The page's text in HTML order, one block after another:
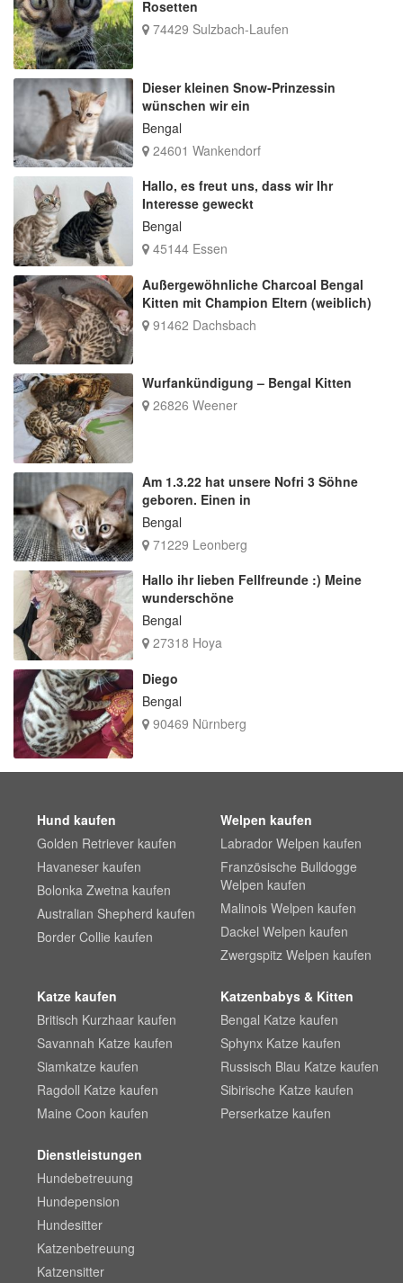
Rosetten
74429 Sulzbach-Laufen
Dieser kleinen Snow-Prinzessin
wünschen wir ein
Bengal
24601 Wankendorf
Hallo, es freut uns, dass wir Ihr
Interesse geweckt
Bengal
45144 Essen
Außergewöhnliche Charcoal Bengal
Kitten mit Champion Eltern (weiblich)
91462 Dachsbach
Wurfankündigung – Bengal Kitten
26826 Weener
Am 1.3.22 hat unsere Nofri 3 Söhne
geboren. Einen in
Bengal
71229 Leonberg
Hallo ihr lieben Fellfreunde :) Meine
wunderschöne
Bengal
27318 Hoya
Diego
Bengal
90469 Nürnberg
Hund kaufen
Golden Retriever kaufen
Havaneser kaufen
Bolonka Zwetna kaufen
Australian Shepherd kaufen
Border Collie kaufen
Welpen kaufen
Labrador Welpen kaufen
Französische Bulldogge
Welpen kaufen
Malinois Welpen kaufen
Dackel Welpen kaufen
Zwergspitz Welpen kaufen
Katze kaufen
Britisch Kurzhaar kaufen
Savannah Katze kaufen
Siamkatze kaufen
Ragdoll Katze kaufen
Maine Coon kaufen
Katzenbabys & Kitten
Bengal Katze kaufen
Sphynx Katze kaufen
Russisch Blau Katze kaufen
Sibirische Katze kaufen
Perserkatze kaufen
Dienstleistungen
Hundebetreuung
Hundepension
Hundesitter
Katzenbetreuung
Katzensitter